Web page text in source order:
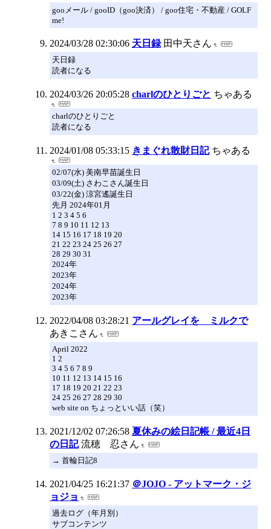
gooメール / gooID（goo決済） / goo住宅・不動産 / GOLF
me!
2024/03/28 02:30:06 天日録 田中天さん
天日録
読者になる
2024/03/26 20:05:28 charlのひとりごと ちゃある
charlのひとりごと
読者になる
2024/01/08 05:33:15 きまぐれ散財日記 ちゃある
02/07(水) 美南早苗誕生日
03/09(土) さわこさん誕生日
03/22(金) 涼宮遙誕生日
先月 2024年01月
1 2 3 4 5 6
7 8 9 10 11 12 13
14 15 16 17 18 19 20
21 22 23 24 25 26 27
28 29 30 31
2024年
2023年
2024年
2023年
2022/04/08 03:28:21 アールグレイを ミルクで
あきこさん
April 2022
1 2
3 4 5 6 7 8 9
10 11 12 13 14 15 16
17 18 19 20 21 22 23
24 25 26 27 28 29 30
web site on ちょっといい話（笑）
2021/12/02 07:26:58 夏休みの絵日記帳 / 最近4日
の日記 流穂 忍さん
→ 首輪日記8
2021/04/25 16:21:37 ＠JOJO - アットマーク・ジ
ョジョ
過去ログ（年月別）
サブコンテンツ